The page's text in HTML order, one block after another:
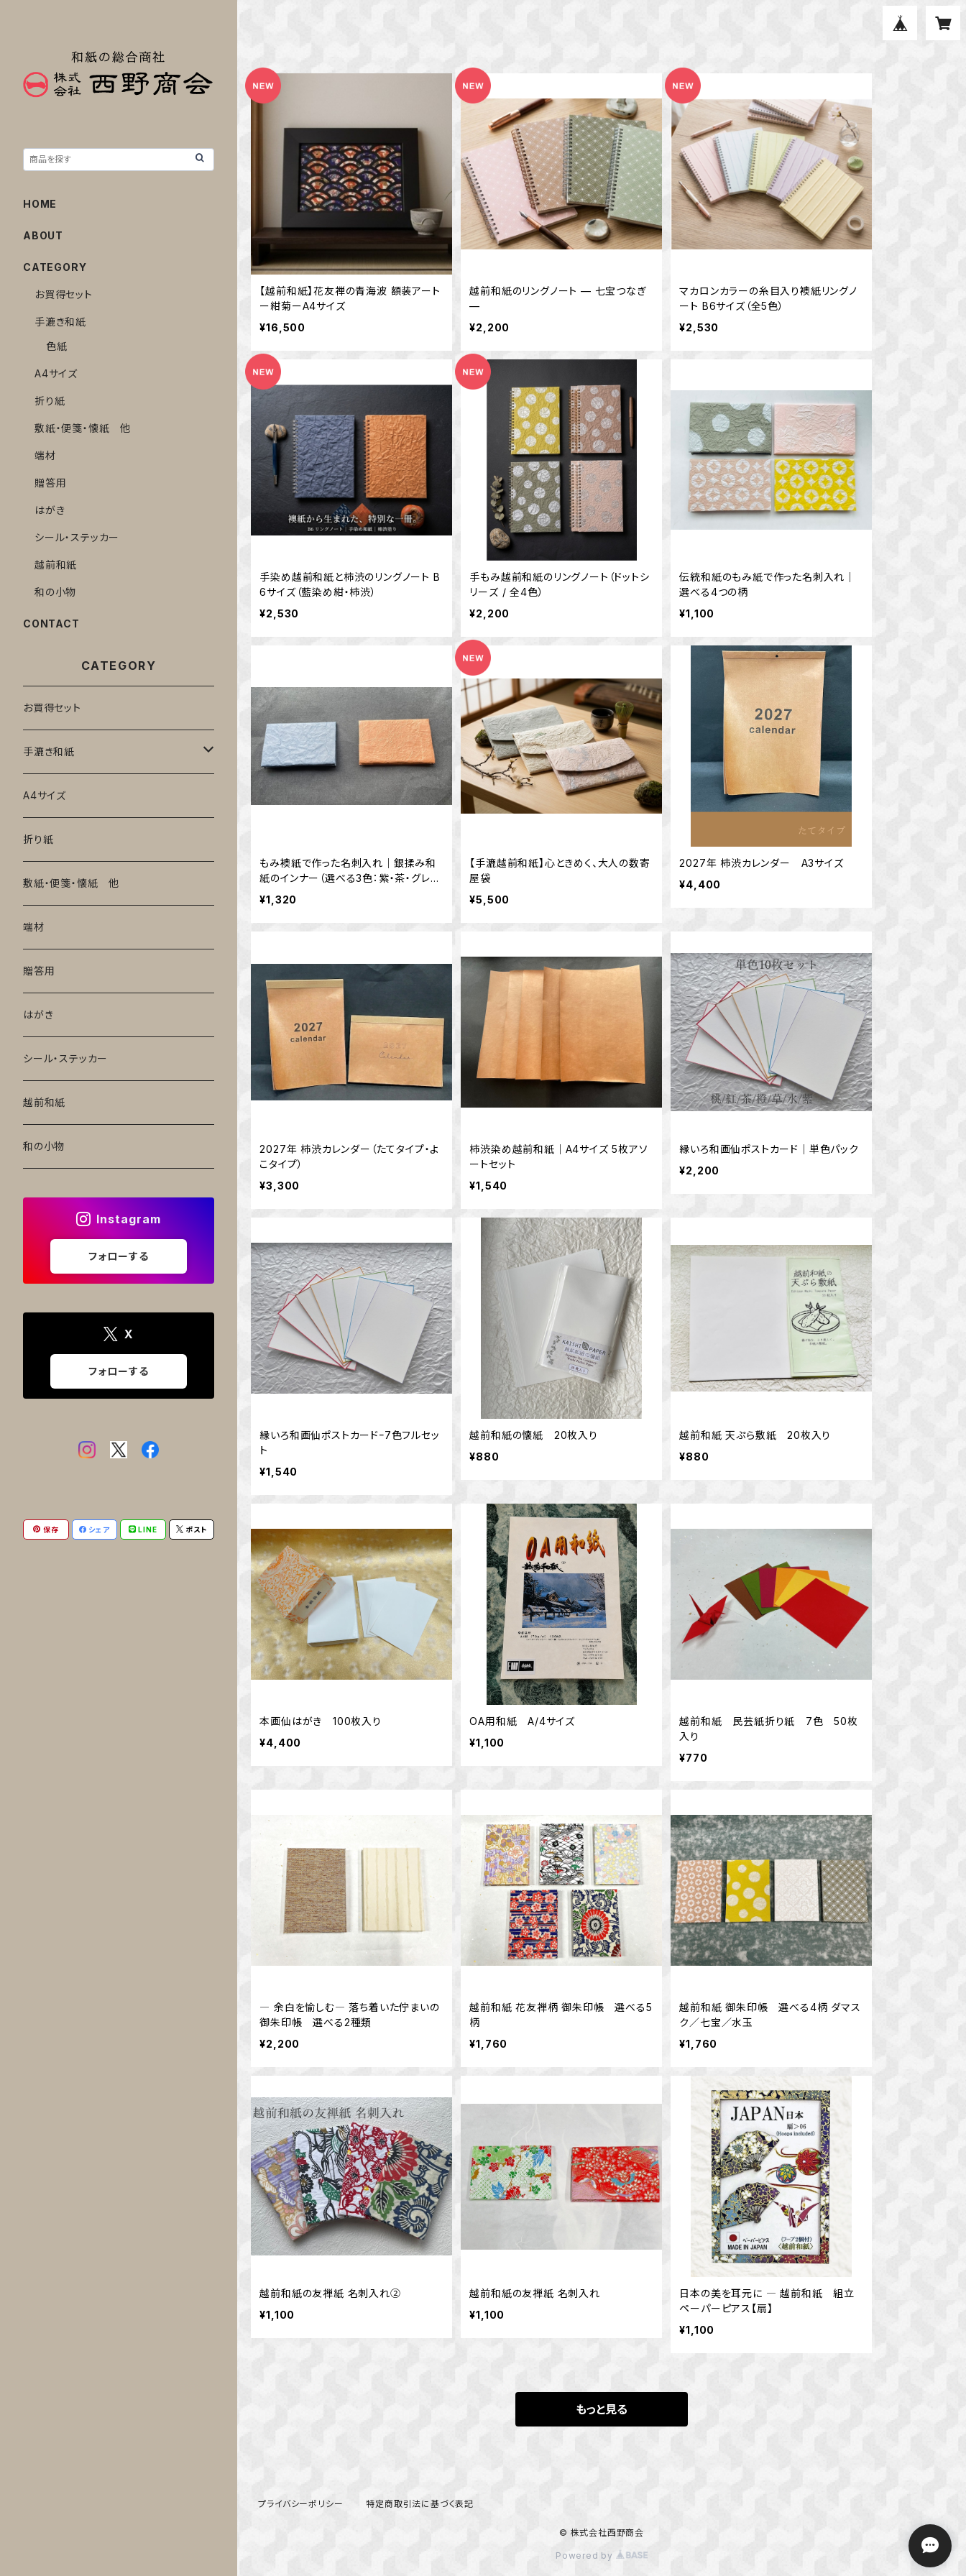
【越前和紙】花友禅の青海波 額装アート
ー紺菊ーA4サイズ
¥16,500
越前和紙のリングノート — 七宝つなぎ
—
¥2,200
マカロンカラーの糸目入り襖紙リングノ
ート B6サイズ（全5色）
¥2,530
手染め越前和紙と柿渋のリングノート B
6サイズ（藍染め紺・柿渋）
¥2,530
手もみ越前和紙のリングノート（ドットシ
リーズ / 全4色）
¥2,200
伝統和紙のもみ紙で作った名刺入れ｜
選べる4つの柄
¥1,100
もみ襖紙で作った名刺入れ｜銀揉み和
紙のインナー（選べる3色：紫・茶・グレ
ー）
¥1,320
【手漉越前和紙】心ときめく、大人の数寄
屋袋
¥5,500
2027年 柿渋カレンダー A3サイズ
¥4,400
2027年 柿渋カレンダー（たてタイプ・よ
こタイプ）
¥3,300
柿渋染め越前和紙｜A4サイズ 5枚アソ
ートセット
¥1,540
縁いろ和画仙ポストカード｜単色パック
¥2,200
縁いろ和画仙ポストカードｰ7色フルセッ
ト
¥1,540
越前和紙の懐紙 20枚入り
¥880
越前和紙 天ぷら敷紙 20枚入り
¥880
本画仙はがき 100枚入り
¥4,400
OA用和紙 A/4サイズ
¥1,100
越前和紙 民芸紙折り紙 7色 50枚
入り
¥770
― 余白を愉しむ― 落ち着いた佇まいの
御朱印帳 選べる2種類
¥2,200
越前和紙 花友禅柄 御朱印帳 選べる5
柄
¥1,760
越前和紙 御朱印帳 選べる4柄 ダマス
ク／七宝／水玉
¥1,760
越前和紙の友禅紙 名刺入れ②
¥1,100
越前和紙の友禅紙 名刺入れ
¥1,100
日本の美を耳元に ― 越前和紙 組立
ペーパーピアス【扇】
¥1,100
もっと見る
HOME
ABOUT
CATEGORY
お買得セット
手漉き和紙
色紙
A4サイズ
折り紙
敷紙・便箋・懐紙 他
端材
贈答用
はがき
シール・ステッカー
越前和紙
和の小物
CONTACT
CATEGORY
お買得セット
手漉き和紙
色紙
A4サイズ
折り紙
敷紙・便箋・懐紙 他
端材
贈答用
はがき
シール・ステッカー
越前和紙
和の小物
Instagram
フォローする
X
フォローする
保存 シェア LINE ポスト
プライバシーポリシー 特定商取引法に基づく表記
© 株式会社西野商会
Powered by